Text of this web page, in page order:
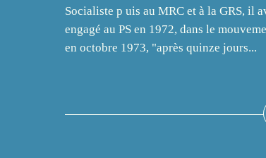
Socialiste p uis au MRC et à la GRS, il
engagé au PS en 1972, dans le
en octobre 1973, "après quinze jours...